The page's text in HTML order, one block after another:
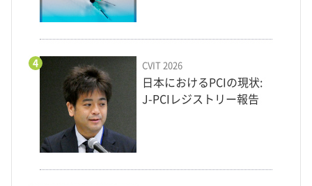
4 CVIT 2026
日本におけるPCIの現状:
J-PCIレジストリー報告